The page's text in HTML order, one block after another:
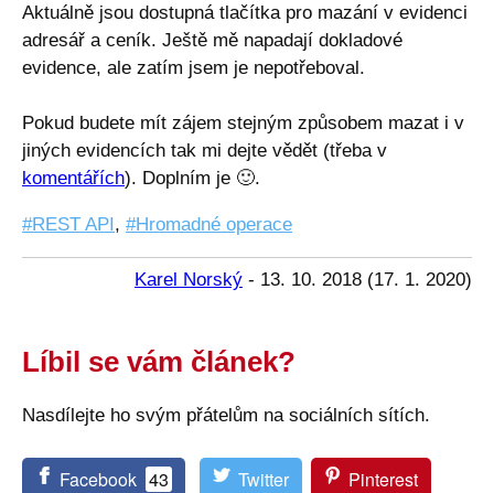
Aktuálně jsou dostupná tlačítka pro mazání v evidenci
adresář a ceník. Ještě mě napadají dokladové
evidence, ale zatím jsem je nepotřeboval.
Pokud budete mít zájem stejným způsobem mazat i v
jiných evidencích tak mi dejte vědět (třeba v
komentářích). Doplním je 🙂.
REST API, Hromadné operace
Karel Norský - 13. 10. 2018 (17. 1. 2020)
Líbil se vám článek?
Nasdílejte ho svým přátelům na sociálních sítích.
Facebook 43 Twitter Pinterest